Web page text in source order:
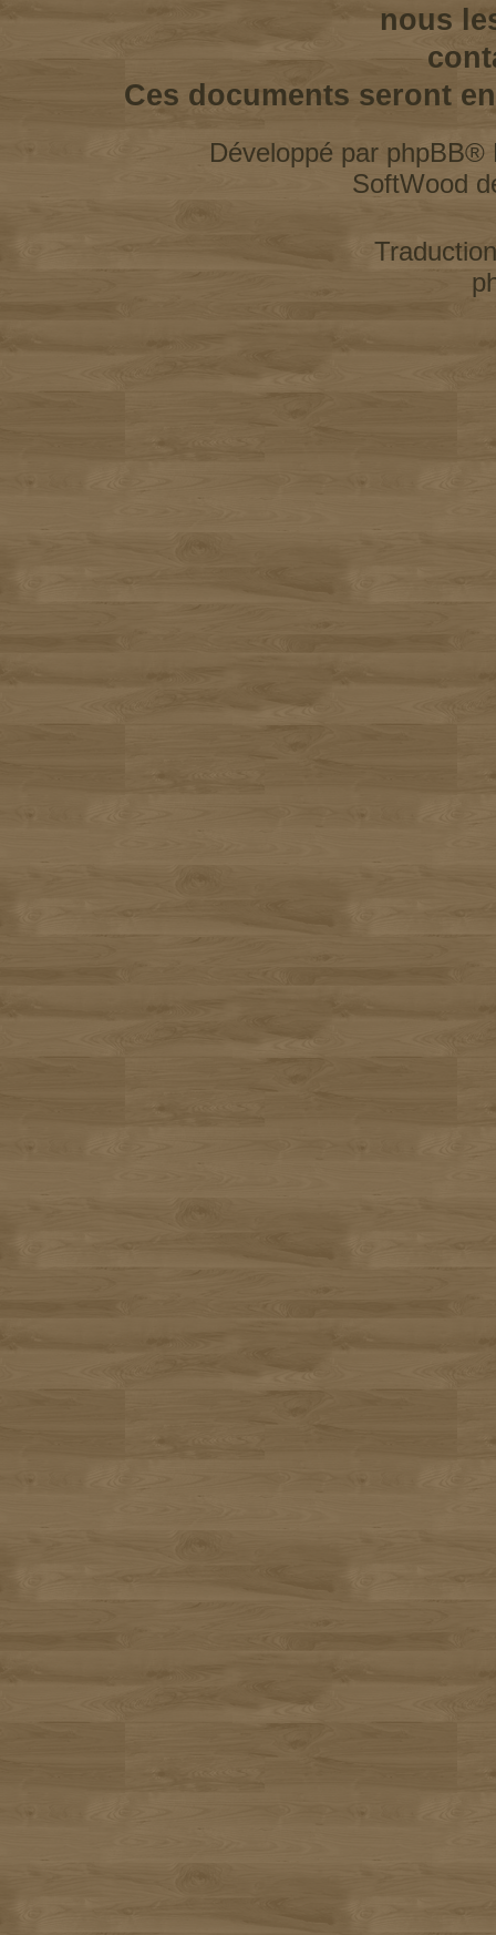
nous
Ces documents seront
Développé par phpBB®
SoftWood